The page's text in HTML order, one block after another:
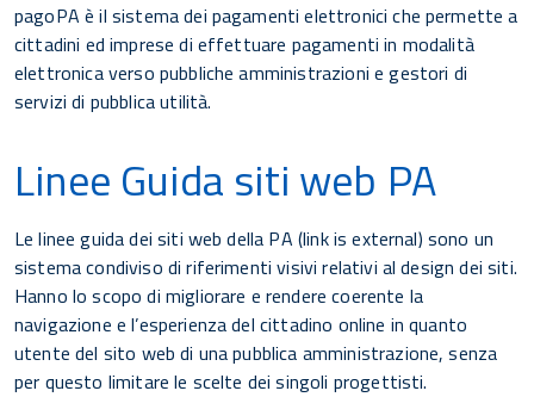
pagoPA è il sistema dei pagamenti elettronici che permette a
cittadini ed imprese di effettuare pagamenti in modalità
elettronica verso pubbliche amministrazioni e gestori di
servizi di pubblica utilità.
Linee Guida siti web PA
Le linee guida dei siti web della PA (link is external) sono un
sistema condiviso di riferimenti visivi relativi al design dei siti.
Hanno lo scopo di migliorare e rendere coerente la
navigazione e l’esperienza del cittadino online in quanto
utente del sito web di una pubblica amministrazione, senza
per questo limitare le scelte dei singoli progettisti.